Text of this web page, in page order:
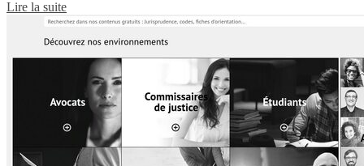
Lire la suite